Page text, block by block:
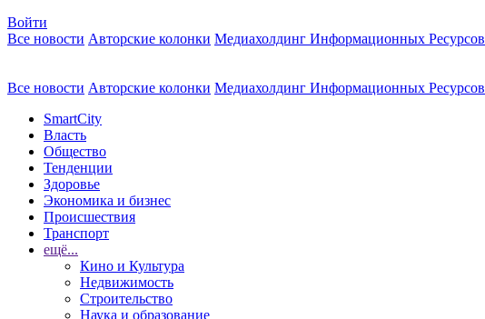
Войти
Все новости Авторские колонки Медиахолдинг Информационных Ресурсов
Все новости Авторские колонки Медиахолдинг Информационных Ресурсов
SmartCity
Власть
Общество
Тенденции
Здоровье
Экономика и бизнес
Происшествия
Транспорт
ещё...
Кино и Культура
Недвижимость
Строительство
Наука и образование